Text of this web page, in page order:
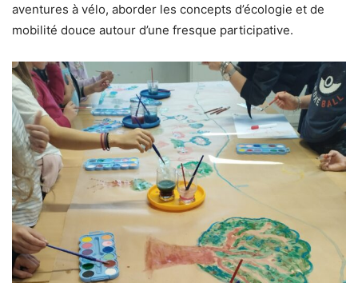
aventures à vélo, aborder les concepts d’écologie et de
mobilité douce autour d’une fresque participative.